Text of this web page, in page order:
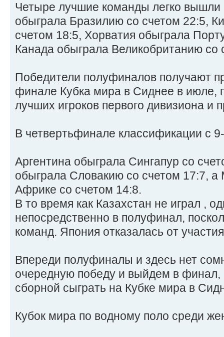
Четыре лучшие команды легко вышли
обыграла Бразилию со счетом 22:5,
счетом 18:5, Хорватия обыграла
Канада обыграла Великобританию со
Победители полуфиналов получают
финале Кубка мира в Сиднее в июле,
лучших игроков первого дивизиона
В четвертьфинале классификации с
Аргентина обыграла Сингапур со
обыграла Словакию со счетом 17:7,
Африке со счетом 14:8.
В то время как Казахстан не играл ,
непосредственно в полуфинал,
команд. Япония отказалась от
Впереди полуфиналы и здесь нет
очередную победу и выйдем в финал,
сборной сыграть на Кубке мира в
Кубок мира по водному поло среди